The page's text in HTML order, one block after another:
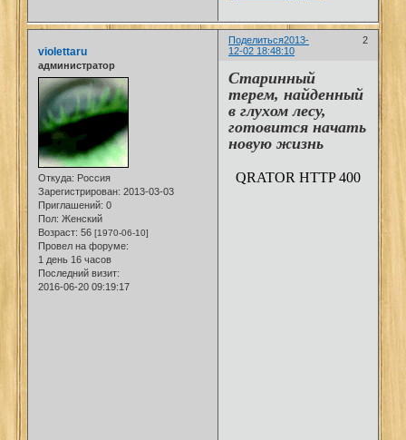
Поделиться 2
2013-
12-02 18:48:10
violettaru
администратор
Откуда: Россия
Зарегистрирован: 2013-03-03
Приглашений: 0
Пол: Женский
Возраст: 56 [1970-06-10]
Провел на форуме:
1 день 16 часов
Последний визит:
2016-06-20 09:19:17
Старинный
терем, найденный
в глухом лесу,
готовится начать
новую жизнь